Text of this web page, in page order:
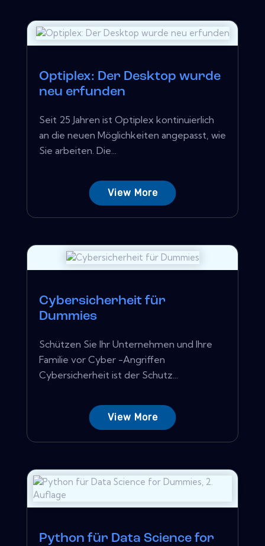
Optiplex: Der Desktop wurde
neu erfunden
Seit 25 Jahren ist Optiplex kontinuierlich
an die neuen Möglichkeiten angepasst, wie
Sie arbeiten. Die...
View More
Cybersicherheit für
Dummies
Schützen Sie Ihr Unternehmen und Ihre
Familie vor Cyber ​​-Angriffen
Cybersicherheit ist der Schutz...
View More
Python für Data Science for